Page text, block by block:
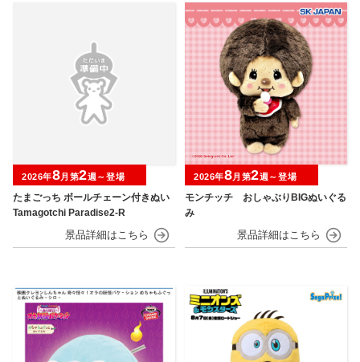
たまごっち ボールチェーン付きぬい
Tamagotchi Paradise2-R
2026年8月第2週～登場
モンチッチ おしゃぶりBIGぬいぐる
み
2026年8月第2週～登場